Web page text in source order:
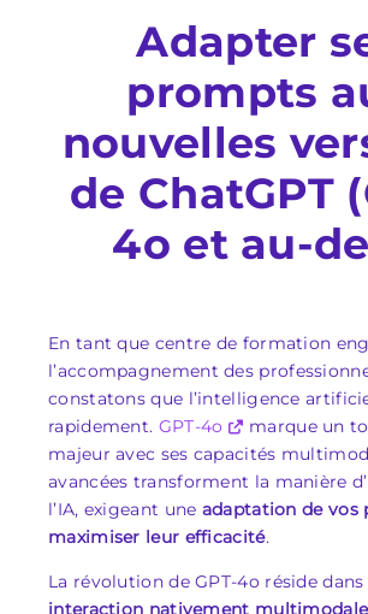
Adapter
prompts
nouvelles
de ChatGPT
4o et au-
En tant que centre de formation
l’accompagnement des
constatons que l’intelligence
rapidement. GPT-4o
marque un
majeur avec ses capacités
avancées transforment la manière
l’IA, exigeant une adaptation de vos
maximiser leur efficacité.
La révolution de GPT-4o réside dans
interaction nativement multimodale